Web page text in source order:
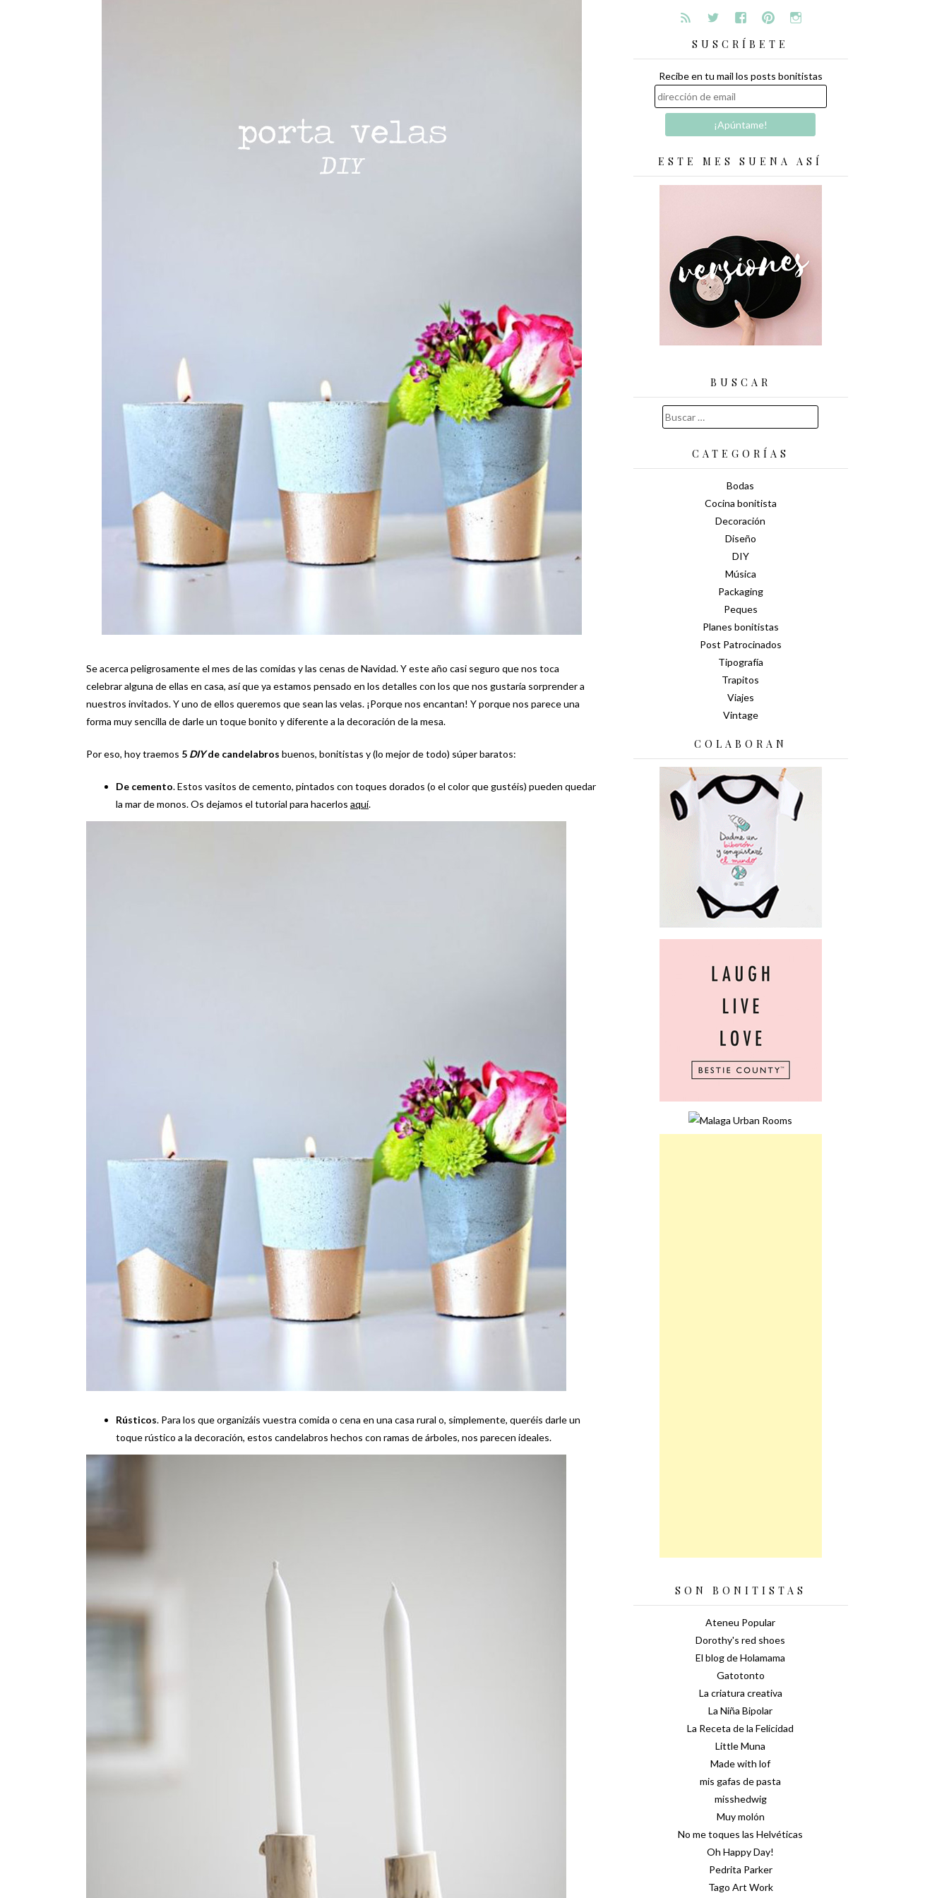
Se acerca peligrosamente el mes de las comidas y las cenas de Navidad. Y este año casi seguro que nos toca
celebrar alguna de ellas en casa, así que ya estamos pensado en los detalles con los que nos gustaría sorprender a
nuestros invitados. Y uno de ellos queremos que sean las velas. ¡Porque nos encantan! Y porque nos parece una
forma muy sencilla de darle un toque bonito y diferente a la decoración de la mesa.
Por eso, hoy traemos 5 DIYde candelabros buenos, bonitistas y (lo mejor de todo) súper baratos:
De cemento. Estos vasitos de cemento, pintados con toques dorados (o el color que gustéis) pueden quedar
la mar de monos. Os dejamos el tutorial para hacerlos aquí.
Rústicos. Para los que organizáis vuestra comida o cena en una casa rural o, simplemente, queréis darle un
toque rústico a la decoración, estos candelabros hechos con ramas de árboles, nos parecen ideales.
SUSCRÍBETE
Recibe en tu mail los posts bonitistas
ESTE MES SUENA ASÍ
BUSCAR
Buscar:
CATEGORÍAS
Bodas
Cocina bonitista
Decoración
Diseño
DIY
Música
Packaging
Peques
Planes bonitistas
Post Patrocinados
Tipografía
Trapitos
Viajes
Vintage
COLABORAN
SON BONITISTAS
Ateneu Popular
Dorothy's red shoes
El blog de Holamama
Gatotonto
La criatura creativa
La Niña Bipolar
La Receta de la Felicidad
Little Muna
Made with lof
mis gafas de pasta
misshedwig
Muy molón
No me toques las Helvéticas
Oh Happy Day!
Pedrita Parker
Tago Art Work